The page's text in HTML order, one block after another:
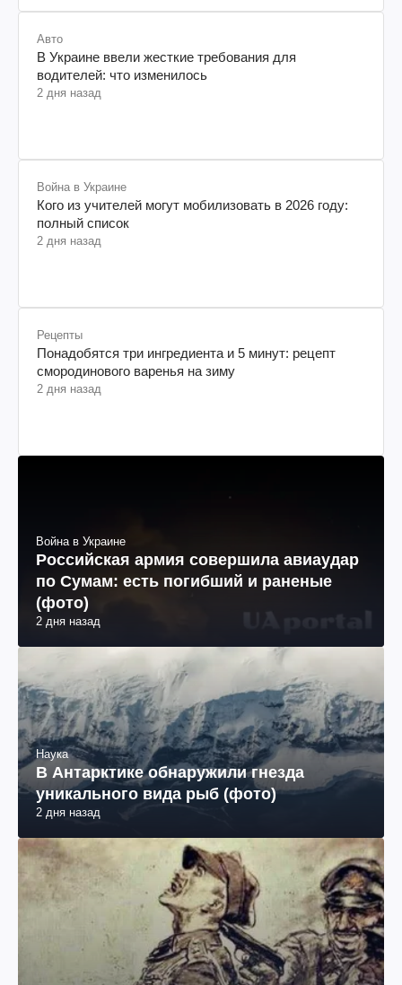
Авто
В Украине ввели жесткие требования для
водителей: что изменилось
2 дня назад
Война в Украине
Кого из учителей могут мобилизовать в 2026 году:
полный список
2 дня назад
Рецепты
Понадобятся три ингредиента и 5 минут: рецепт
смородинового варенья на зиму
2 дня назад
Война в Украине
Российская армия совершила авиаудар
по Сумам: есть погибший и раненые
(фото)
2 дня назад
Наука
В Антарктике обнаружили гнезда
уникального вида рыб (фото)
2 дня назад